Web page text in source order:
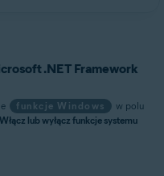
1, wersja 32-/64-bitowa
.NET Framework
funkcje Windows
w polu
Włącz lub wyłącz funkcje systemu